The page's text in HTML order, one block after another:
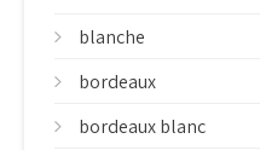
blanche
bordeaux
bordeaux blanc